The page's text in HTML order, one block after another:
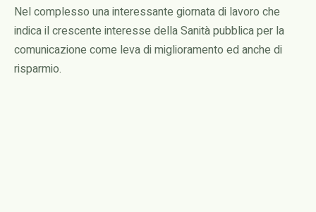
Nel complesso una interessante giornata di lavoro che
indica il crescente interesse della Sanità pubblica per la
comunicazione come leva di miglioramento ed anche di
risparmio.